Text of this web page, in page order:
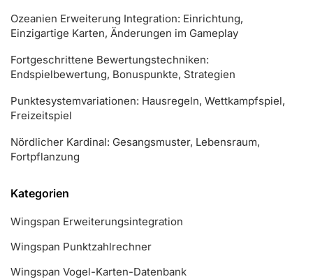
Ozeanien Erweiterung Integration: Einrichtung,
Einzigartige Karten, Änderungen im Gameplay
Fortgeschrittene Bewertungstechniken:
Endspielbewertung, Bonuspunkte, Strategien
Punktesystemvariationen: Hausregeln, Wettkampfspiel,
Freizeitspiel
Nördlicher Kardinal: Gesangsmuster, Lebensraum,
Fortpflanzung
Kategorien
Wingspan Erweiterungsintegration
Wingspan Punktzahlrechner
Wingspan Vogel-Karten-Datenbank